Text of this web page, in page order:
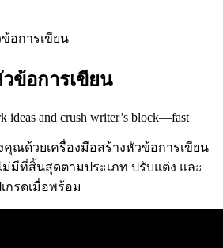
อการเขียน
ข้อการเขียน
ideas and crush writer’s block—fast
คุณด้วยเครื่องมือสร้างหัวข้อการเขียน
ม่มีที่สิ้นสุดตามประเภท ปรับแต่ง และ
รดเมื่อพร้อม